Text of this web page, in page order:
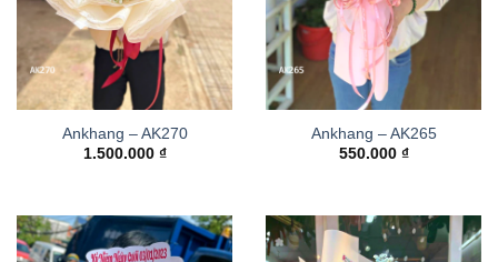
Ankhang – AK270
1.500.000 ₫
Ankhang – AK265
550.000 ₫